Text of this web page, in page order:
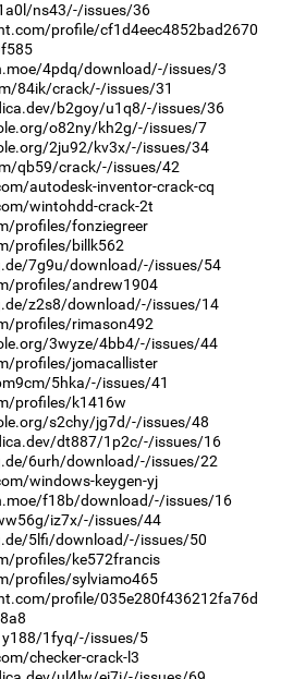
ns43/-/issues/36
profile/cf1d4eec4852bad2670
4pdq/download/-/issues/3
84ik/crack/-/issues/31
b2goy/u1q8/-/issues/36
o82ny/kh2g/-/issues/7
2ju92/kv3x/-/issues/34
qb59/crack/-/issues/42
autodesk-inventor-crack-cq
wintohdd-crack-2t
profiles/fonziegreer
profiles/billk562
7g9u/download/-/issues/54
profiles/andrew1904
z2s8/download/-/issues/14
profiles/rimason492
3wyze/4bb4/-/issues/44
profiles/jomacallister
5hka/-/issues/41
profiles/k1416w
s2chy/jg7d/-/issues/48
dt887/1p2c/-/issues/16
6urh/download/-/issues/22
windows-keygen-yj
f18b/download/-/issues/16
iz7x/-/issues/44
5lfi/download/-/issues/50
profiles/ke572francis
profiles/sylviamo465
profile/035e280f436212fa76d
1fyq/-/issues/5
checker-crack-l3